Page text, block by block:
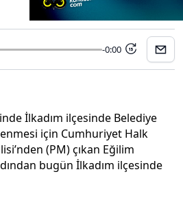
-0:00 15
İlkadım ilçesinde Belediye
için Cumhuriyet Halk
(PM) çıkan Eğilim
bugün İlkadım ilçesinde